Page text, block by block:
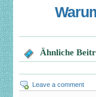
Ähnliche
Leave a comment